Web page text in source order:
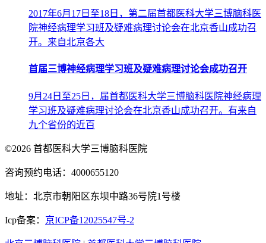
2017年6月17日至18日，第二届首都医科大学三博脑科医
院神经病理学习班及疑难病理讨论会在北京香山成功召
开。来自北京各大
首届三博神经病理学习班及疑难病理讨论会成功召开
9月24日至25日，届首都医科大学三博脑科医院神经病理
学习班及疑难病理讨论会在北京香山成功召开。有来自
九个省份的近百
©2026 首都医科大学三博脑科医院
咨询预约电话：4000655120
地址：北京市朝阳区东坝中路36号院1号楼
Icp备案： 京ICP备12025547号-2